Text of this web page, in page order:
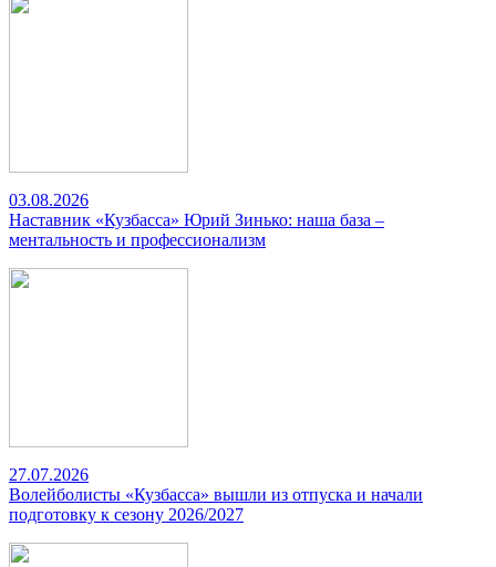
03.08.2026
Наставник «Кузбасса» Юрий Зинько: наша база –
ментальность и профессионализм
27.07.2026
Волейболисты «Кузбасса» вышли из отпуска и начали
подготовку к сезону 2026/2027